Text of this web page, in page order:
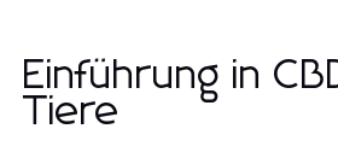
Einführung in
Tiere